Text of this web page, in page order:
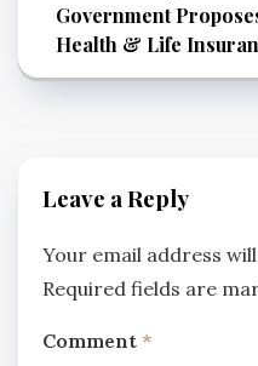
Government
Health & Life
Leave a Reply
Your email address
Required fields are
Comment *